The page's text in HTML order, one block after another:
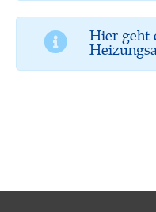
Hier geht